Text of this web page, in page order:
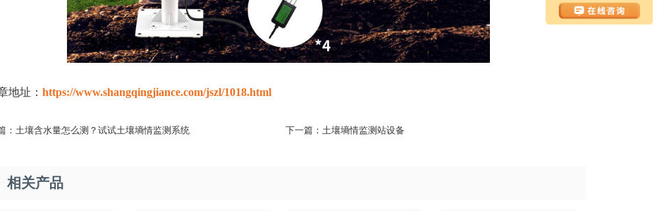
地址： https://www.shangqingjiance.com/jszl/1018.html
： 土壤含水量怎么测？试试土壤墒情监测系统 下一篇：土壤墒情监测站设备
相关产品